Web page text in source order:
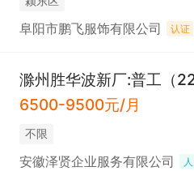
阜阳市鹏飞服饰有限公司 认证
滁州胜华波新厂:普工（
6500-9500元/月
不限
安徽泽贤企业服务有限公司